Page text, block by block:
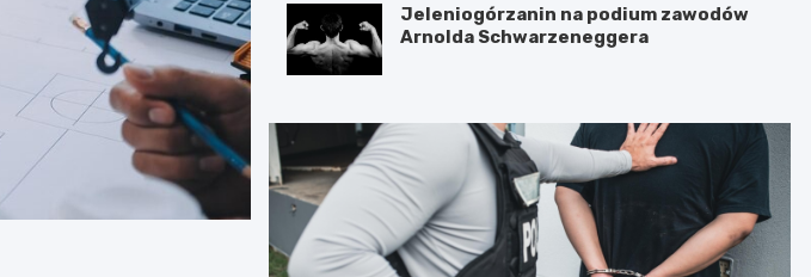
Jeleniogórzanin na podium zawodów
Arnolda Schwarzeneggera